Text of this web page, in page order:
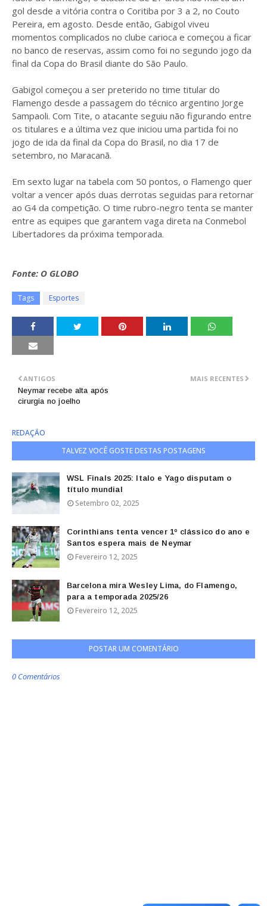
gol desde a vitória contra o Coritiba por 3 a 2, no Couto
Pereira, em agosto. Desde então, Gabigol viveu
momentos complicados no clube carioca e começou a ficar
no banco de reservas, assim como foi no segundo jogo da
final da Copa do Brasil diante do São Paulo.
Gabigol começou a ser preterido no time titular do
Flamengo desde a passagem do técnico argentino Jorge
Sampaoli. Com Tite, o atacante seguiu não figurando entre
os titulares e a última vez que iniciou uma partida foi no
jogo de ida da final da Copa do Brasil, no dia 17 de
setembro, no Maracanã.
Em sexto lugar na tabela com 50 pontos, o Flamengo quer
voltar a vencer após duas derrotas seguidas para retornar
ao G4 da competição. O time rubro-negro tenta se manter
entre as equipes que garantem vaga direta na Conmebol
Libertadores da próxima temporada.
Fonte: O GLOBO
Tags Esportes
MAIS RECENTES
ANTIGOS
Neymar recebe alta após
cirurgia no joelho
REDAÇÃO
TALVEZ VOCÊ GOSTE DESTAS POSTAGENS
WSL Finals 2025: Italo e Yago disputam o
título mundial
Setembro 02, 2025
Corinthians tenta vencer 1º clássico do ano e
Santos espera mais de Neymar
Fevereiro 12, 2025
Barcelona mira Wesley Lima, do Flamengo,
para a temporada 2025/26
Fevereiro 12, 2025
POSTAR UM COMENTÁRIO
0 Comentários